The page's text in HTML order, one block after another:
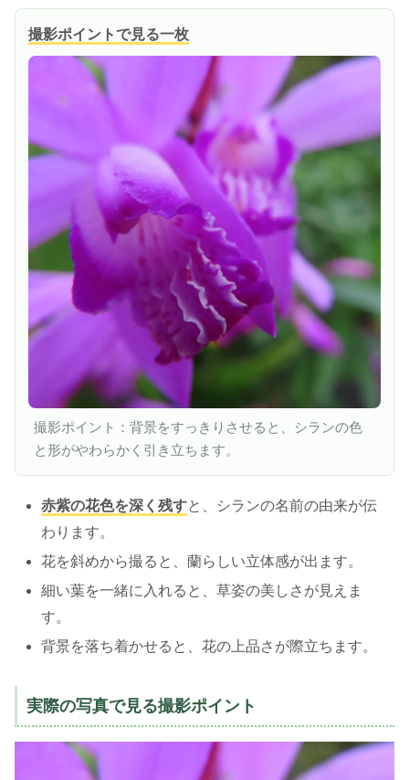
撮影ポイントで見る一枚
撮影ポイント：背景をすっきりさせると、シランの色
と形がやわらかく引き立ちます。
赤紫の花色を深く残すと、シランの名前の由来が伝
わります。
花を斜めから撮ると、蘭らしい立体感が出ます。
細い葉を一緒に入れると、草姿の美しさが見えま
す。
背景を落ち着かせると、花の上品さが際立ちます。
実際の写真で見る撮影ポイント